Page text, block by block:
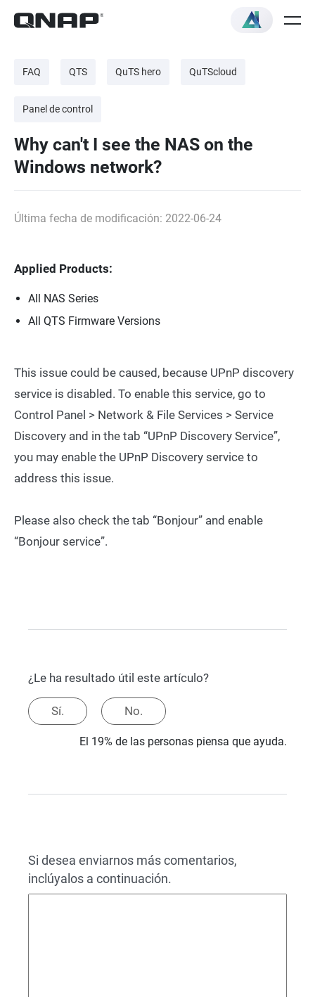
FAQ QTS QuTS hero QuTScloud
Panel de control
Why can't I see the NAS on the
Windows network?
Última fecha de modificación: 2022-06-24
Applied Products:
All NAS Series
All QTS Firmware Versions
This issue could be caused, because UPnP discovery
service is disabled. To enable this service, go to
Control Panel > Network & File Services > Service
Discovery and in the tab “UPnP Discovery Service”,
you may enable the UPnP Discovery service to
address this issue.
Please also check the tab “Bonjour” and enable
“Bonjour service”.
¿Le ha resultado útil este artículo?
Sí. No.
El 19% de las personas piensa que ayuda.
Si desea enviarnos más comentarios,
inclúyalos a continuación.